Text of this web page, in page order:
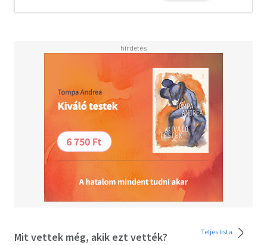
Volt egy olyan érzésem, hogy megint darabokra törik
Perzselő vágy és nyers erő. Láss a mélyére!
Olvasd el mások véleményét is!
Mit vettek még, akik ezt vették? Teljes lista